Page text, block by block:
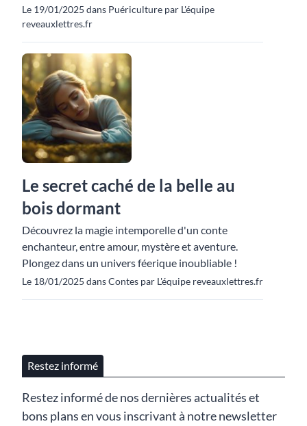
Le 19/01/2025 dans Puériculture par L'équipe
reveauxlettres.fr
Le secret caché de la belle au
bois dormant
Découvrez la magie intemporelle d'un conte
enchanteur, entre amour, mystère et aventure.
Plongez dans un univers féerique inoubliable !
Le 18/01/2025 dans Contes par L'équipe reveauxlettres.fr
Restez informé
Restez informé de nos dernières actualités et
bons plans en vous inscrivant à notre newsletter